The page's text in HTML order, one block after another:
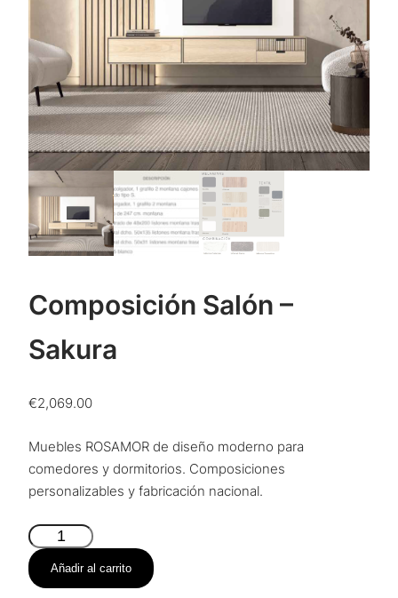
Composición Salón –
Sakura
€2,069.00
Muebles ROSAMOR de diseño moderno para
comedores y dormitorios. Composiciones
personalizables y fabricación nacional.
Composición
Salón
–
Añadir al carrito